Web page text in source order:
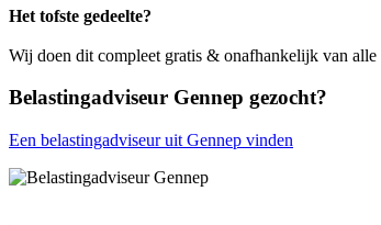
Het tofste gedeelte?
Wij doen dit compleet gratis & onafhankelijk van
Belastingadviseur Gennep gezocht?
Een belastingadviseur uit Gennep vinden